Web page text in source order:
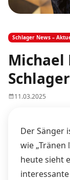
Schlager News –
11.03.2025
Der Sänger
wie „Tränen
heute sieht